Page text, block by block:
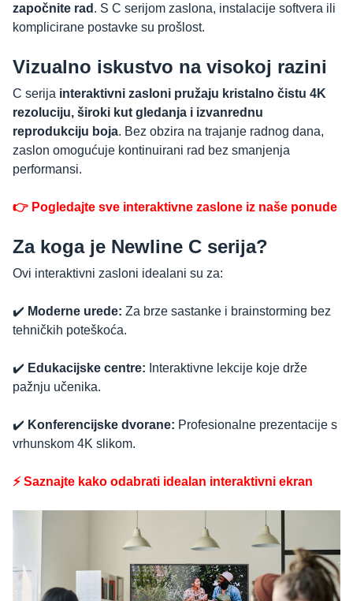
započnite rad . S C serijom zaslona, instalacije softvera ili
komplicirane postavke su prošlost.
Vizualno iskustvo na visokoj razini
C serija interaktivni zasloni pružaju kristalno čistu 4K
rezoluciju, široki kut gledanja i izvanrednu
reprodukciju boja. Bez obzira na trajanje radnog dana,
zaslon omogućuje kontinuirani rad bez smanjenja
performansi.
👉 Pogledajte sve interaktivne zaslone iz naše ponude
Za koga je Newline C serija?
Ovi interaktivni zasloni idealani su za:
✔️ Moderne urede: Za brze sastanke i brainstorming bez
tehničkih poteškoća.
✔️ Edukacijske centre: Interaktivne lekcije koje drže
pažnju učenika.
✔️ Konferencijske dvorane: Profesionalne prezentacije s
vrhunskom 4K slikom.
⚡ Saznajte kako odabrati idealan interaktivni ekran